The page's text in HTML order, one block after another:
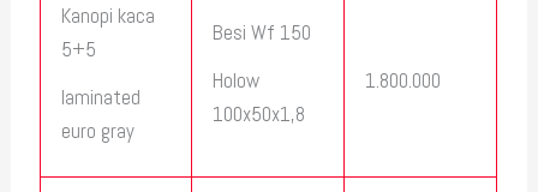
Kanopi kaca
5+5
laminated
euro gray
Besi Wf 150
Holow
100x50x1,8
1.800.000